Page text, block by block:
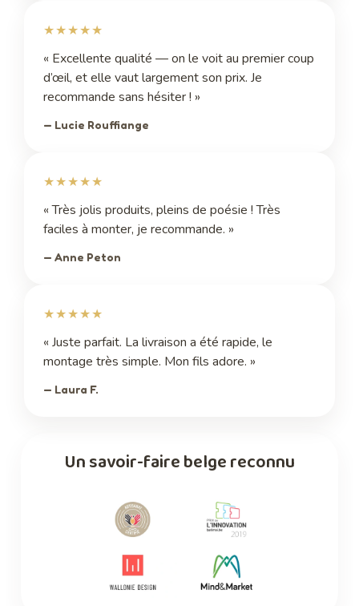
★★★★★
« Excellente qualité — on le voit au premier coup
d’œil, et elle vaut largement son prix. Je
recommande sans hésiter ! »
— Lucie Rouffiange
★★★★★
« Très jolis produits, pleins de poésie ! Très
faciles à monter, je recommande. »
— Anne Peton
★★★★★
« Juste parfait. La livraison a été rapide, le
montage très simple. Mon fils adore. »
— Laura F.
Un savoir-faire belge reconnu